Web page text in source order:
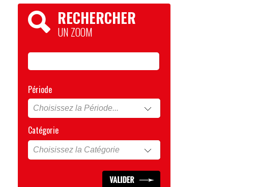
RECHERCHER
UN ZOOM
Période
Catégorie